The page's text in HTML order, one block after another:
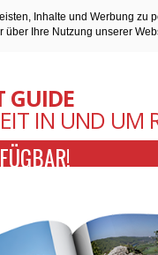
Inhalte und Werbung
Ihre Nutzung unserer
GUIDE
IN UND UM